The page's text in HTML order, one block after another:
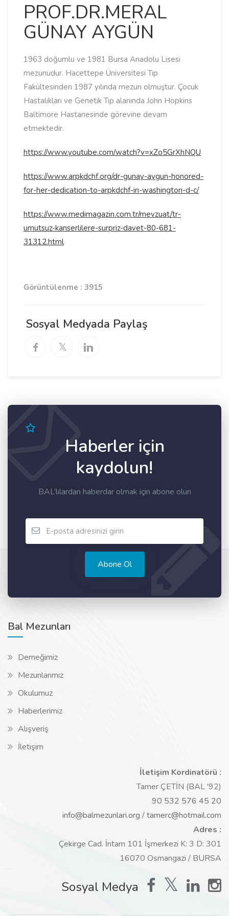
PROF.DR.MERAL
GÜNAY AYGÜN
1963 doğumlu ve 1981 Bursa Anadolu Lisesi
mezunudur. Hacettepe Üniversitesi Tıp
Fakültesinden 1987 yılında mezun olmuştur. Çocuk
Hastalıkları ve Genetik Tıp alanında John Hopkins
Baltimore Hastanesinde görevine devam
etmektedir.
https://www.youtube.com/watch?v=xZo5GrXhNQU
https://www.arpkdchf.org/dr-gunay-aygun-honored-
for-her-dedication-to-arpkdchf-in-washington-d-c/
https://www.medimagazin.com.tr/mevzuat/tr-
umutsuz-kanserlilere-surpriz-davet-80-681-
31312.html
Görüntülenme : 3915
Sosyal Medyada Paylaş
Haberler için
kaydolun!
BAL’lılardan haberdar olmak için abone olun
Abone Ol
Bal Mezunları
Derneğimiz
Mezunlarımız
Okulumuz
Haberlerimiz
Alışveriş
İletişim
İletişim Kordinatörü :
Tamer ÇETİN (BAL '92)
90 532 576 45 20
info@balmezunlari.org /tamerc@hotmail.com
Adres :
Çekirge Cad. İntam 101 İşmerkezi K: 3 D: 301
16070 Osmangazi / BURSA
Sosyal Medya